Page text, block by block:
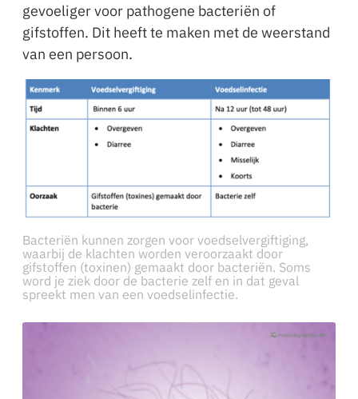
gevoeliger voor pathogene bacteriën of
gifstoffen. Dit heeft te maken met de weerstand
van een persoon.
Bacteriën kunnen zorgen voor voedselvergiftiging,
waarbij de klachten worden veroorzaakt door
gifstoffen (toxinen) gemaakt door bacteriën. Soms
word je ziek door de bacterie zelf en in dat geval
spreekt men van een voedselinfectie.